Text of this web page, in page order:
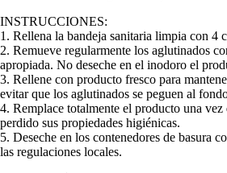
INSTRUCCIONES:
1. Rellena la bandeja sanitaria limpia con 4
2. Remueve regularmente los aglutinados
apropiada. No deseche en el inodoro el
3. Rellene con producto fresco para
evitar que los aglutinados se peguen al
4. Remplace totalmente el producto una vez
perdido sus propiedades higiénicas.
5. Deseche en los contenedores de basura
las regulaciones locales.